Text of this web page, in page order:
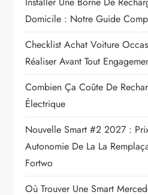
Domicile : Notre Guide
Checklist Achat Voiture
Réaliser Avant Tout
Combien Ça Coûte De
Électrique
Nouvelle Smart #2 2027 :
Autonomie De La La
Fortwo
Où Trouver Une Smart